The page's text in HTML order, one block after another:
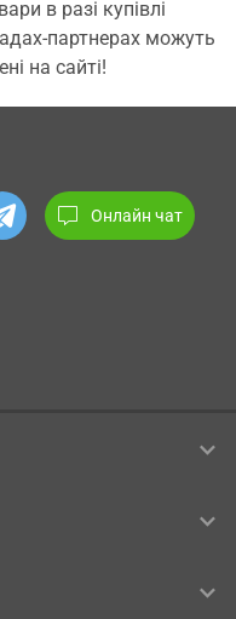
в разі купівлі
партнерах можуть
на сайті!
Онлайн чат